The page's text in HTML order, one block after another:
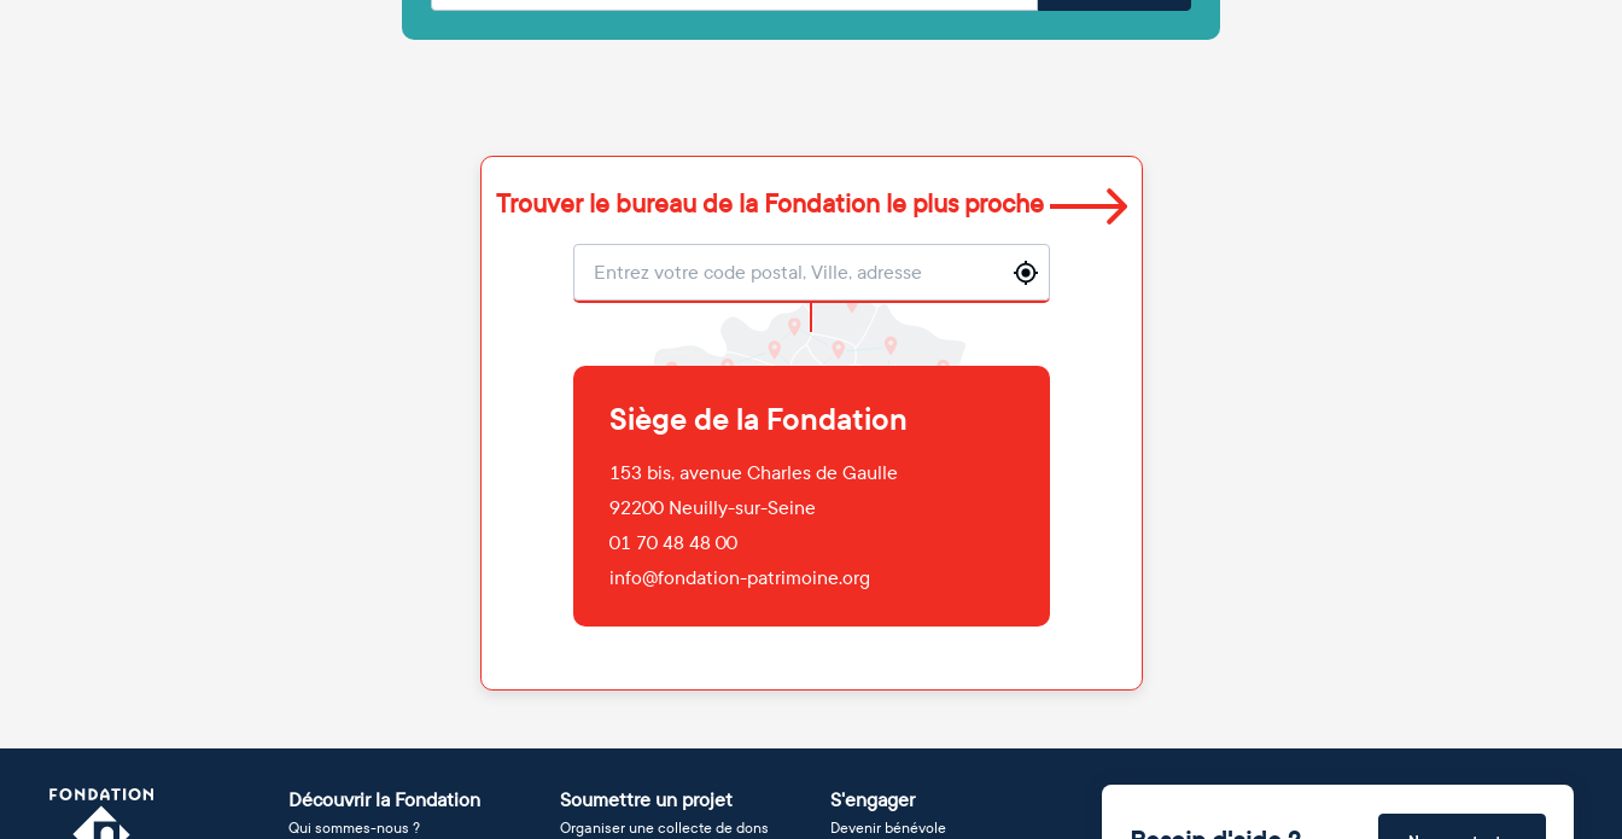
Trouver le bureau de la Fondation le plus proche
Localisation
Siège de la Fondation
153 bis, avenue Charles de Gaulle
92200 Neuilly-sur-Seine
01 70 48 48 00
info@fondation-patrimoine.org
Découvrir la Fondation
Qui sommes-nous ?
Soumettre un projet
Organiser une collecte de dons
S'engager
Devenir bénévole